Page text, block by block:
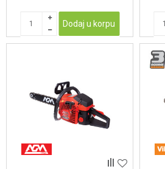
Dodaj u korpu